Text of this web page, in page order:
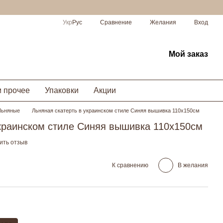
Укр Рус Сравнение Желания Вход
Мой заказ
прочее Упаковки Акции
Льняная скатерть в украинском стиле Синяя вышивка 110х150см
стиле Синяя вышивка 110х150см
отзыв
К сравнению В желания